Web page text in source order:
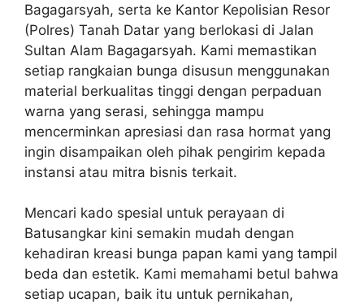
Bagagarsyah, serta ke Kantor Kepolisian Resor
(Polres) Tanah Datar yang berlokasi di Jalan
Sultan Alam Bagagarsyah. Kami memastikan
setiap rangkaian bunga disusun menggunakan
material berkualitas tinggi dengan perpaduan
warna yang serasi, sehingga mampu
mencerminkan apresiasi dan rasa hormat yang
ingin disampaikan oleh pihak pengirim kepada
instansi atau mitra bisnis terkait.
Mencari kado spesial untuk perayaan di
Batusangkar kini semakin mudah dengan
kehadiran kreasi bunga papan kami yang tampil
beda dan estetik. Kami memahami betul bahwa
setiap ucapan, baik itu untuk pernikahan,